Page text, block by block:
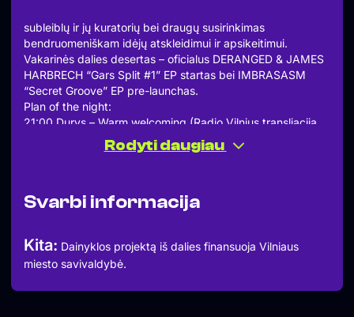
subleiblų ir jų kuratorių bei draugų susirinkimas
bendruomeniškam idėjų atskleidimui ir apsikeitimui.
Vakarinės dalies desertas – oficialus DERANGED & JAMES
HARBRECH “Gars Split #1” EP startas bei IMBRASASM
“Secret Groove” EP pre-launchas.
Plan of the night:
21:00 Durys – Warm welcoming (Radio Vilnius transliacija,
23:00 Prezentacija ir diskusija “Party ends, music stays”
HARBRECH “Gars Split #1” EP startas bei IMBRASASM
IMBRASASM
Rodyti daugiau
Svarbi informacija
Kita: Dainyklos projektą iš dalies finansuoja Vilniaus
miesto savivaldybė.